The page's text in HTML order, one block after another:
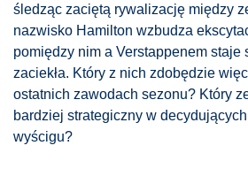
śledząc zaciętą rywalizację między
nazwisko Hamilton wzbudza
pomiędzy nim a Verstappenem staje
zaciekła. Który z nich zdobędzie
ostatnich zawodach sezonu? Który
bardziej strategiczny w
wyścigu?